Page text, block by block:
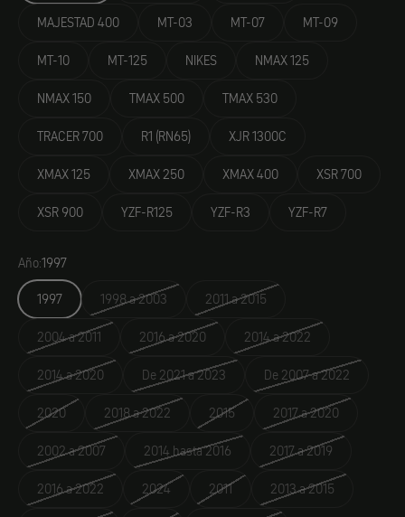
MAJESTAD 400 MT-03 MT-07 MT-09
MT-10 MT-125 NIKES NMAX 125
NMAX 150 TMAX 500 TMAX 530
TRACER 700 R1 (RN65) XJR 1300C
XMAX 125 XMAX 250 XMAX 400 XSR 700
XSR 900 YZF-R125 YZF-R3 YZF-R7
Año:1997
1997
1998 a 2003 2011 a 2015
2004 a 2011 2016 a 2020 2014 a 2022
2014 a 2020 De 2021 a 2023 De 2007 a 2022
2020 2018 a 2022 2015 2017 a 2020
2002 a 2007 2014 hasta 2016 2017 a 2019
2016 a 2022 2024 2011 2013 a 2015